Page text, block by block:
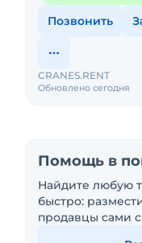
Позвонить
Обновлено сегодня
CRANES.RENT
Помощь в
Найдите любую
быстро:
продавцы сами